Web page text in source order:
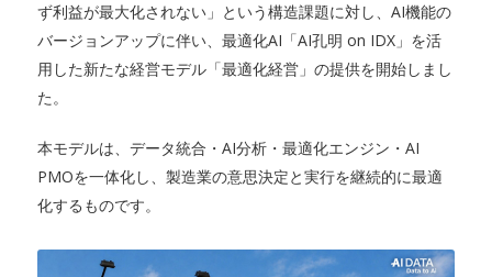
ず利益が最大化されない」という構造課題に対し、AI機能の
バージョンアップに伴い、最適化AI「AI孔明 on IDX」を活
用した新たな経営モデル「最適化経営」の提供を開始しまし
た。
本モデルは、データ統合・AI分析・最適化エンジン・AI
PMOを一体化し、製造業の意思決定と実行を継続的に最適
化するものです。